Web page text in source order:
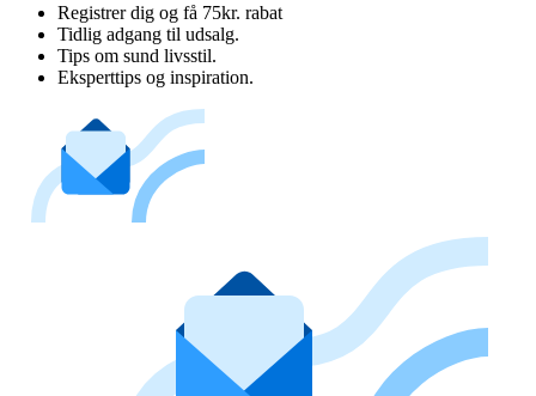
Registrer dig og få 75kr. rabat
Tidlig adgang til udsalg.
Tips om sund livsstil.
Eksperttips og inspiration.